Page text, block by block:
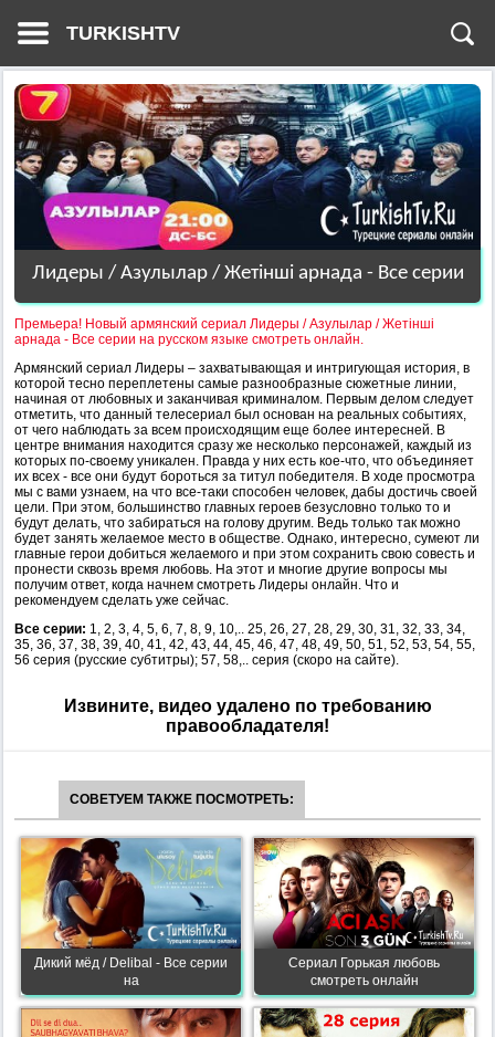
TURKISHTV
Лидеры / Азулылар / Жетінші арнада - Все серии
Премьера! Новый армянский сериал Лидеры / Азулылар / Жетінші
арнада - Все серии на русском языке смотреть онлайн.
Армянский сериал Лидеры – захватывающая и интригующая история, в
которой тесно переплетены самые разнообразные сюжетные линии,
начиная от любовных и заканчивая криминалом. Первым делом следует
отметить, что данный телесериал был основан на реальных событиях,
от чего наблюдать за всем происходящим еще более интересней. В
центре внимания находится сразу же несколько персонажей, каждый из
которых по-своему уникален. Правда у них есть кое-что, что объединяет
их всех - все они будут бороться за титул победителя. В ходе просмотра
мы с вами узнаем, на что все-таки способен человек, дабы достичь своей
цели. При этом, большинство главных героев безусловно только то и
будут делать, что забираться на голову другим. Ведь только так можно
будет занять желаемое место в обществе. Однако, интересно, сумеют ли
главные герои добиться желаемого и при этом сохранить свою совесть и
пронести сквозь время любовь. На этот и многие другие вопросы мы
получим ответ, когда начнем смотреть Лидеры онлайн. Что и
рекомендуем сделать уже сейчас.
Все серии: 1, 2, 3, 4, 5, 6, 7, 8, 9, 10,.. 25, 26, 27, 28, 29, 30, 31, 32, 33, 34,
35, 36, 37, 38, 39, 40, 41, 42, 43, 44, 45, 46, 47, 48, 49, 50, 51, 52, 53, 54, 55,
56 серия (русские субтитры); 57, 58,.. серия (скоро на сайте).
Извините, видео удалено по требованию
правообладателя!
СОВЕТУЕМ ТАКЖЕ ПОСМОТРЕТЬ:
Дикий мёд / Delibal - Все серии
на
Сериал Горькая любовь
смотреть онлайн